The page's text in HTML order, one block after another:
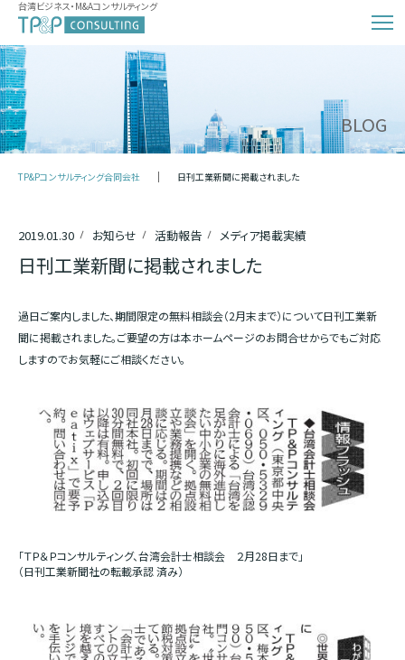
台湾ビジネス・M&Aコンサルティング
BLOG
TP&Pコンサルティング合同会社 日刊工業新聞に掲載されました
2019.01.30 お知らせ 活動報告 メディア掲載実績
日刊工業新聞に掲載されました
過日ご案内しました、期間限定の無料相談会（2月末まで）について日刊工業新
聞に掲載されました。ご要望の方は本ホームページのお問合せからでもご対応
しますのでお気軽にご相談ください。
「ＴＰ＆Ｐコンサルティング、台湾会計士相談会 ２月28日まで」
（日刊工業新聞社の転載承認 済み）